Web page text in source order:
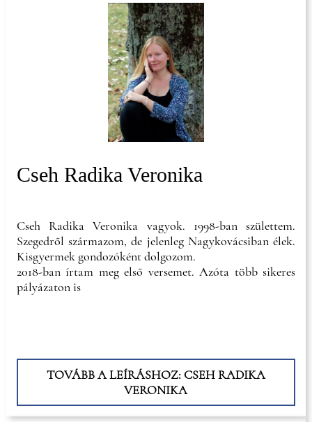
Cseh Radika Veronika
Cseh Radika Veronika vagyok. 1998-ban születtem.
Szegedről származom, de jelenleg Nagykovácsiban élek.
Kisgyermek gondozóként dolgozom.
2018-ban írtam meg első versemet. Azóta több sikeres
pályázaton is
TOVÁBB A LEÍRÁSHOZ: CSEH RADIKA
VERONIKA